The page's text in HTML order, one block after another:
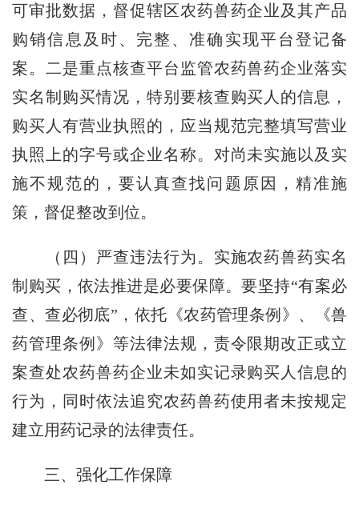
可审批数据，督促辖区农药兽药企业及其产品
购销信息及时、完整、准确实现平台登记备
案。二是重点核查平台监管农药兽药企业落实
实名制购买情况，特别要核查购买人的信息，
购买人有营业执照的，应当规范完整填写营业
执照上的字号或企业名称。对尚未实施以及实
施不规范的，要认真查找问题原因，精准施
策，督促整改到位。
（四）严查违法行为。 实施农药兽药实名
制购买，依法推进是必要保障。要坚持“有案必
查、查必彻底”，依托《农药管理条例》、《兽
药管理条例》等法律法规，责令限期改正或立
案查处农药兽药企业未如实记录购买人信息的
行为，同时依法追究农药兽药使用者未按规定
建立用药记录的法律责任。
三、强化工作保障